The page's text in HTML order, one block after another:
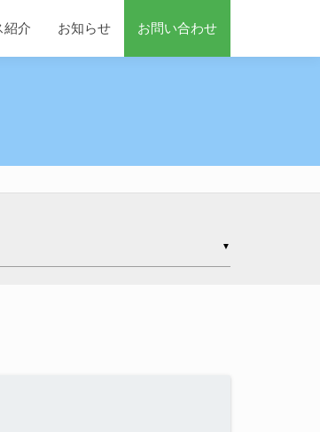
紹介 お知らせ お問い合わせ
▼